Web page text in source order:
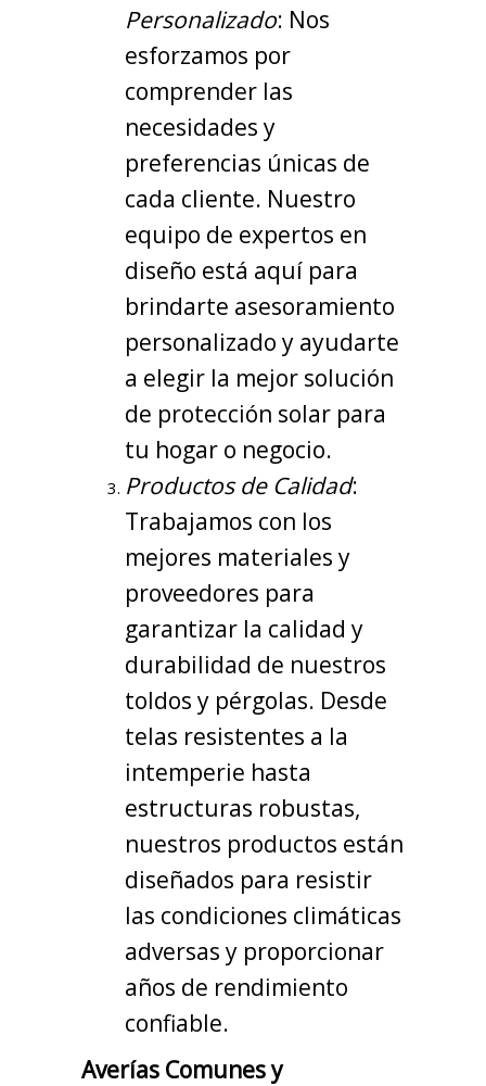
Personalizado: Nos
esforzamos por
comprender las
necesidades y
preferencias únicas de
cada cliente. Nuestro
equipo de expertos en
diseño está aquí para
brindarte asesoramiento
personalizado y ayudarte
a elegir la mejor solución
de protección solar para
tu hogar o negocio.
Productos de Calidad:
Trabajamos con los
mejores materiales y
proveedores para
garantizar la calidad y
durabilidad de nuestros
toldos y pérgolas. Desde
telas resistentes a la
intemperie hasta
estructuras robustas,
nuestros productos están
diseñados para resistir
las condiciones climáticas
adversas y proporcionar
años de rendimiento
confiable.
Averías Comunes y